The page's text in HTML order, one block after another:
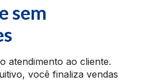
sem
atendimento ao cliente.
você finaliza vendas